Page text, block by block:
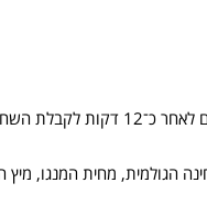
הגולמית, מחית המנגו, מיץ